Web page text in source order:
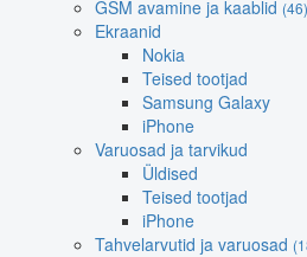
GSM avamine ja kaablid (46)
Ekraanid
Nokia
Teised tootjad
Samsung Galaxy
iPhone
Varuosad ja tarvikud
Üldised
Teised tootjad
iPhone
Tahvelarvutid ja varuosad